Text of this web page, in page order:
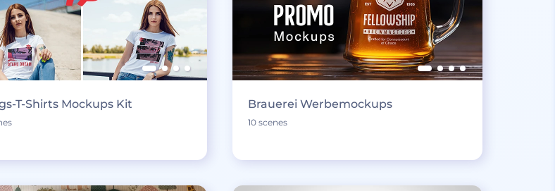
T-Shirts Mockups Kit Brauerei Werbemockups
10 scenes